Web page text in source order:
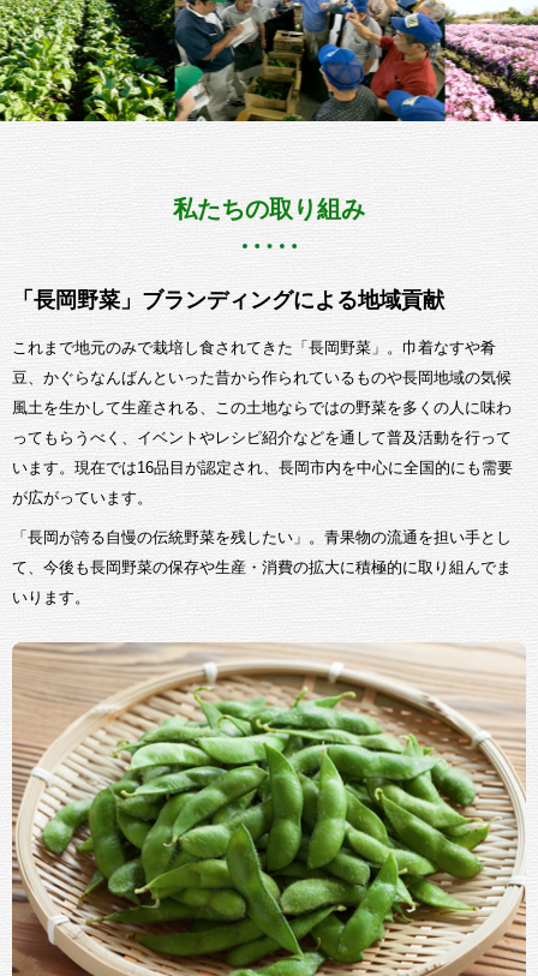
私たちの取り組み
「長岡野菜」ブランディングによる地域貢献
これまで地元のみで栽培し食されてきた「長岡野菜」。巾着なすや肴
豆、かぐらなんばんといった昔から作られているものや長岡地域の気候
風土を生かして生産される、この土地ならではの野菜を多くの人に味わ
ってもらうべく、イベントやレシピ紹介などを通して普及活動を行って
います。現在では16品目が認定され、長岡市内を中心に全国的にも需要
が広がっています。
「長岡が誇る自慢の伝統野菜を残したい」。青果物の流通を担い手とし
て、今後も長岡野菜の保存や生産・消費の拡大に積極的に取り組んでま
いります。